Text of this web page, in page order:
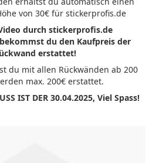
von 30€ für stickerprofis.de
durch stickerprofis.de
du den Kaufpreis der
erstattet!
du mit allen Rückwänden ab 200
max. 200€ erstattet.
IST DER 30.04.2025, Viel Spass!